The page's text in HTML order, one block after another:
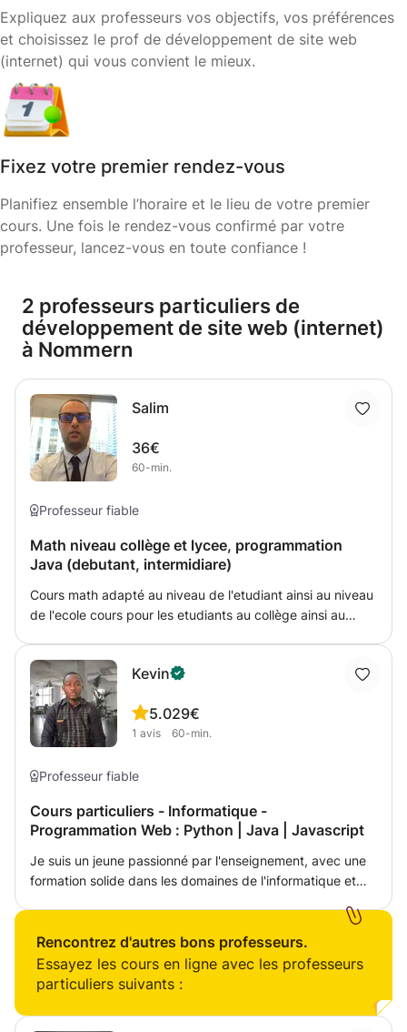
Expliquez aux professeurs vos objectifs, vos préférences
et choisissez le prof de développement de site web
(internet) qui vous convient le mieux.
Fixez votre premier rendez-vous
Planifiez ensemble l’horaire et le lieu de votre premier
cours. Une fois le rendez-vous confirmé par votre
professeur, lancez-vous en toute confiance !
2 professeurs particuliers de
développement de site web (internet)
à Nommern
Salim
36€
60-min.
Professeur fiable
Math niveau collège et lycee, programmation
Java (debutant, intermidiare)
Cours math adapté au niveau de l'etudiant ainsi au niveau
de l'ecole cours pour les etudiants au collège ainsi au
explications théiorique 10% et travaux pratique 90%
Kevin
5.0
1 avis
29€
60-min.
Professeur fiable
Cours particuliers - Informatique -
Programmation Web : Python | Java | Javascript
Je suis un jeune passionné par l'enseignement, avec une
formation solide dans les domaines de l'informatique et
travail avec des élèves de différents niveaux. Grâce à
mes compétences pédagogiques et à ma capacité à
communiquer efficacement les concepts et les
compétences techniques, je suis capable d'adapter mes
préférences de chaque élève. Je suis également en
Rencontrez d'autres bons professeurs.
Essayez les cours en ligne avec les professeurs
particuliers suivants :